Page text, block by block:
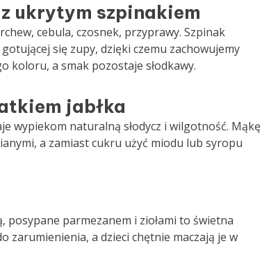
ukrytym szpinakiem
cebula, czosnek, przyprawy. Szpinak
się zupy, dzięki czemu zachowujemy
koloru, a smak pozostaje słodkawy.
jabłka
wypiekom naturalną słodycz i wilgotność. Mąkę
a zamiast cukru użyć miodu lub syropu
parmezanem i ziołami to świetna
zarumienienia, a dzieci chętnie maczają je w